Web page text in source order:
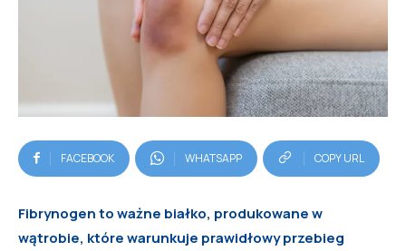
FACEBOOK WHATSAPP COPY URL
Fibrynogen to ważne białko, produkowane w
wątrobie, które warunkuje prawidłowy przebieg